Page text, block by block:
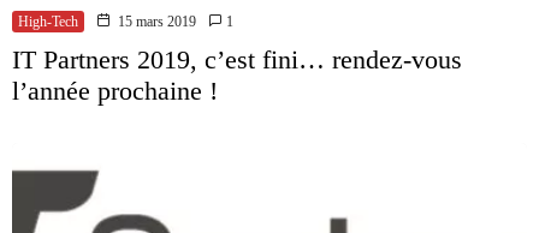
High-Tech 15 mars 2019 1
IT Partners 2019, c’est fini… rendez-vous
l’année prochaine !